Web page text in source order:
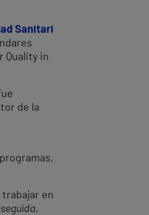
Sanitari
Quality in
de la
en